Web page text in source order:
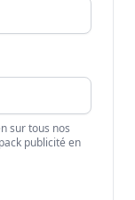
sur tous nos
publicité en